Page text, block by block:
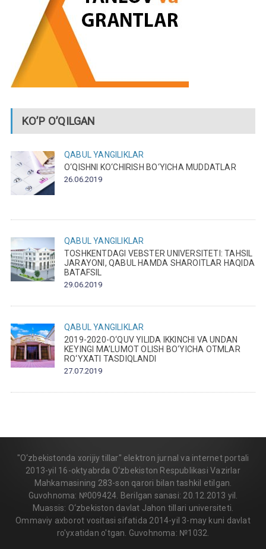
KO’P O’QILGAN
QABUL
YANGILIKLAR
O‘QISHNI KO‘CHIRISH BO‘YICHA MUDDATLAR
26.06.2019
QABUL
YANGILIKLAR
TOSHKENTDAGI VEBSTER UNIVERSITETI: TAHSIL
JARAYONI, QABUL HAMDA SHAROITLAR HAQIDA
BATAFSIL
29.06.2019
QABUL
YANGILIKLAR
2019-2020-O‘QUV YILIDA IKKINCHI VA UNDAN
KEYINGI MA’LUMOT OLISH BO‘YICHA OTMLAR
RO‘YXATI TASDIQLANDI
27.07.2019
"O‘zbekistonda xorijiy tillar" elektron jurnal va internet portali
2013-yil 16-oktyabrda O‘zbekiston Respublikasi Vazirlar
Mahkamasining 283-son qarori bilan tashkil etilgan.
Guvohnoma: №009424. Berilgan sanasi: 20.12.2013 yil.
Muassis: O‘zbekiston davlat Jahon tillari universiteti.
Ommaviy axborot vositasi sifatida 2014-yil 3-may kuni davlat
ro'yxatidan o'tgan. Guvohnoma: №1032.